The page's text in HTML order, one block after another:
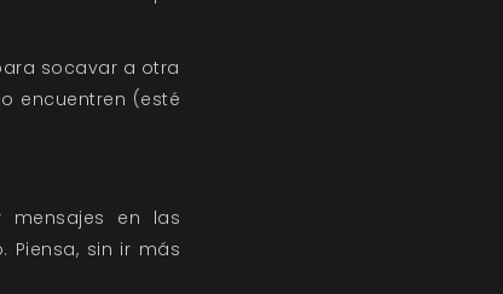
socavar a otra
encuentren (esté
mensajes en las
Piensa, sin ir más